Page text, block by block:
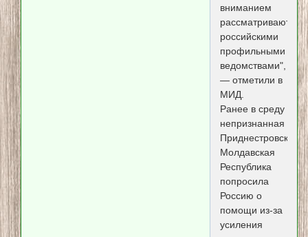
вниманием
рассматриваются
российскими
профильными
ведомствами",
— отметили в
МИД.
Ранее в среду
непризнанная
Приднестровская
Молдавская
Республика
попросила
Россию о
помощи из-за
усиления